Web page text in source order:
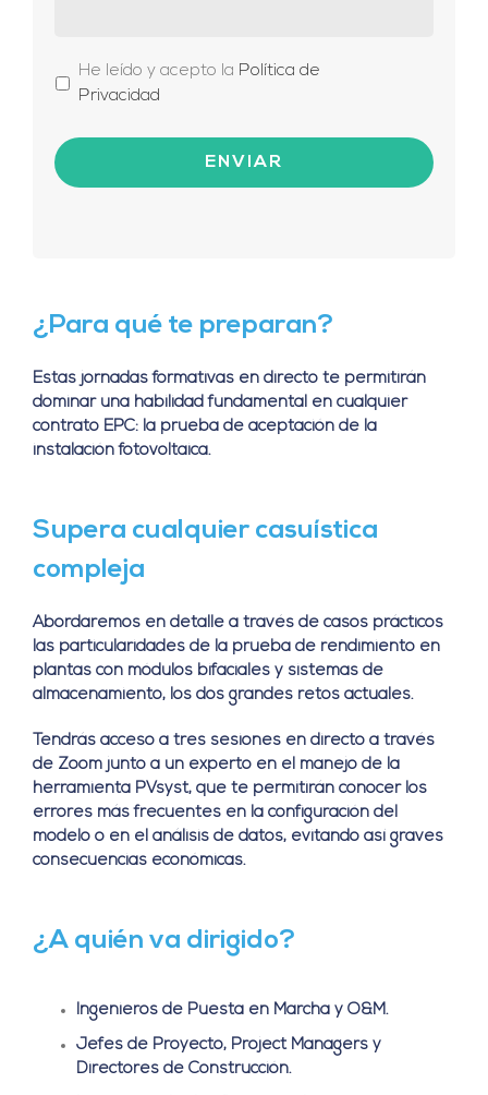
He leído y acepto la Política de
Privacidad
¿Para qué te preparan?
Estas jornadas formativas en directo te permitirán
dominar una habilidad fundamental en cualquier
contrato EPC: la prueba de aceptación de la
instalación fotovoltaica.
Supera cualquier casuística
compleja
Abordaremos en detalle a través de casos prácticos
las particularidades de la prueba de rendimiento en
plantas con módulos bifaciales y sistemas de
almacenamiento, los dos grandes retos actuales.
Tendrás acceso a tres sesiones en directo a través
de Zoom junto a un experto en el manejo de la
herramienta PVsyst, que te permitirán conocer los
errores más frecuentes en la configuración del
modelo o en el análisis de datos, evitando así graves
consecuencias económicas.
¿A quién va dirigido?
Ingenieros de Puesta en Marcha y O&M.
Jefes de Proyecto, Project Managers y
Directores de Construcción.